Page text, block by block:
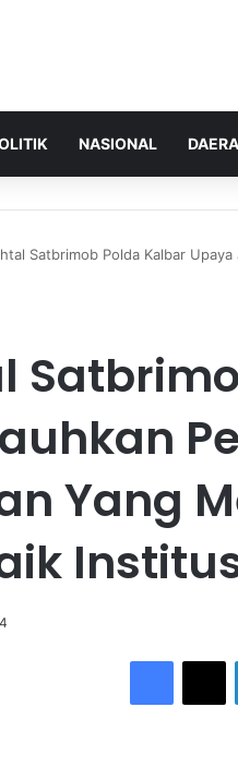
NASIONAL
Satbrimob Polda Kalbar
Yang
Facebook
X